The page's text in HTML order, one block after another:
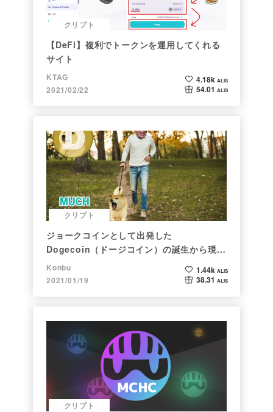
クリプト
【DeFi】複利でトークンを運用してくれる
サイト
KTAG
2021/02/22
4.18k ALIS
54.01 ALIS
クリプト
ジョークコインとして出発した
Dogecoin（ドージコイン）の誕生から現在
まで。注目される非証券性🐶
Konbu
2021/01/19
1.44k ALIS
38.31 ALIS
クリプト